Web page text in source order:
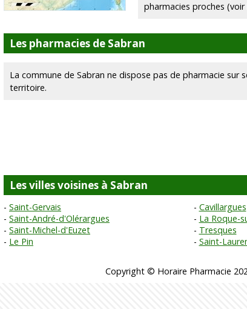
pharmacies proches
Les pharmacies de Sabran
La commune de Sabran ne dispose pas de pharmacie sur
territoire.
Les villes voisines à Sabran
Saint-Gervais Cavillargues
Saint-André-d'Olérargues
La Roque-
Saint-Michel-d'Euzet
Tresques
Le Pin
Saint-
Copyright © Horaire Pharmacie